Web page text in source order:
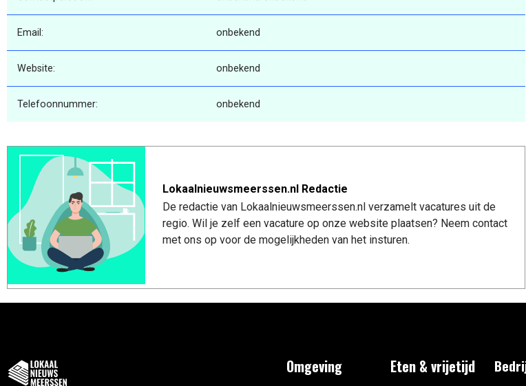
Email: onbekend
Website: onbekend
Telefoonnummer: onbekend
Lokaalnieuwsmeerssen.nl Redactie
De redactie van Lokaalnieuwsmeerssen.nl verzamelt vacatures uit de
regio. Wil je zelf een vacature op onze website plaatsen? Neem contact
met ons op voor de mogelijkheden van het insturen.
Omgeving Eten & vrijetijd